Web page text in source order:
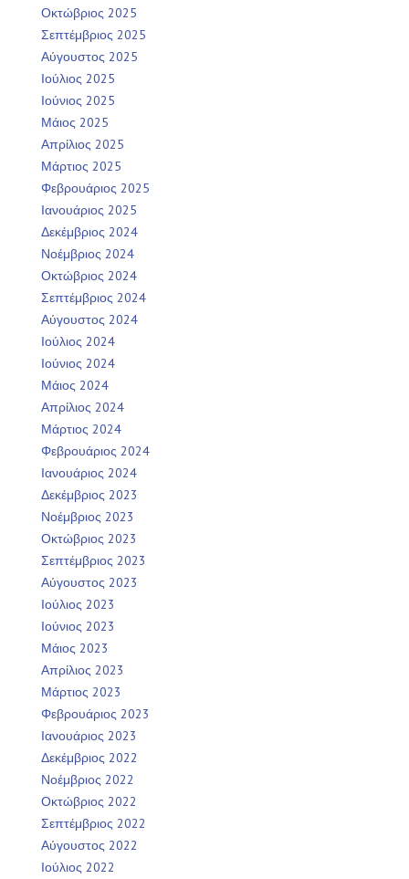
Οκτώβριος 2025
Σεπτέμβριος 2025
Αύγουστος 2025
Ιούλιος 2025
Ιούνιος 2025
Μάιος 2025
Απρίλιος 2025
Μάρτιος 2025
Φεβρουάριος 2025
Ιανουάριος 2025
Δεκέμβριος 2024
Νοέμβριος 2024
Οκτώβριος 2024
Σεπτέμβριος 2024
Αύγουστος 2024
Ιούλιος 2024
Ιούνιος 2024
Μάιος 2024
Απρίλιος 2024
Μάρτιος 2024
Φεβρουάριος 2024
Ιανουάριος 2024
Δεκέμβριος 2023
Νοέμβριος 2023
Οκτώβριος 2023
Σεπτέμβριος 2023
Αύγουστος 2023
Ιούλιος 2023
Ιούνιος 2023
Μάιος 2023
Απρίλιος 2023
Μάρτιος 2023
Φεβρουάριος 2023
Ιανουάριος 2023
Δεκέμβριος 2022
Νοέμβριος 2022
Οκτώβριος 2022
Σεπτέμβριος 2022
Αύγουστος 2022
Ιούλιος 2022